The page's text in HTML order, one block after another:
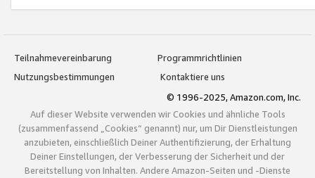
Teilnahmevereinbarung
Programmrichtlinien
Nutzungsbestimmungen
Kontaktiere uns
© 1996-2025, Amazon.com, Inc.
Auf dieser Website verwenden wir Cookies und ähnliche Tools
(zusammenfassend „Cookies“ genannt) nur, um Dir Dienstleistungen
anzubieten, einschließlich Deiner Authentifizierung, der Erhaltung
Deiner Einstellungen, der Verbesserung der Sicherheit und der
Bereitstellung von Inhalten. Andere Amazon-Seiten und -Dienste